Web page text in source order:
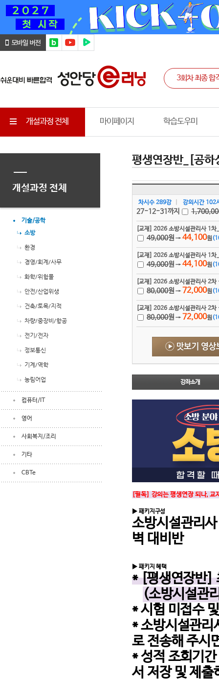
개설과정 전체 마이페이지 학습도우미
개설과정 전체
기술/공학
소방
환경
경영/회계/사무
화학/위험물
안전/산업위생
건축/토목/지적
차량/중장비/항공
전기/전자
정보통신
기계/역학
농림어업
컴퓨터/IT
영어
사회복지/조리
기타
CBTe
평생연장반_[공하
차시수 289강 강의시간 102
27-12-31까지
[교재] 2026 소방시설관리사 1차
49,000원 → 44,100원(
[교재] 2026 소방시설관리사 1
49,000원 → 44,100원(
[교재] 2026 소방시설관리사 2
80,000원 → 72,000원(
[교재] 2026 소방시설관리사 2
80,000원 → 72,000원(
강좌소개
[필독] 강의는 평생연장 되나, 교
▶ 패키지구성
소방시설관리
벽 대비반
▶ 패키지 혜택
* [평생연장반]
(소방시설관
* 시험 미접수
* 소방시설관리
로 전송해 주시
* 성적 조회기
서 저장 및 제